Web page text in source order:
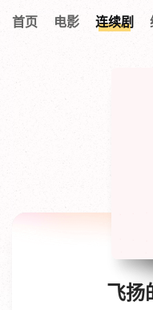
首页 电影 连续剧
暂无
飞扬